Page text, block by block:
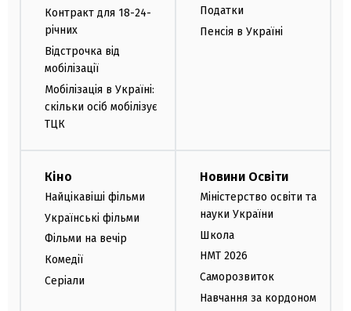
Контракт для 18-24-
річних
Відстрочка від
мобілізації
Мобілізація в Україні:
скільки осіб мобілізує
ТЦК
Податки
Пенсія в Україні
Кіно
Найцікавіші фільми
Українські фільми
Фільми на вечір
Комедії
Серіали
Новини Освіти
Міністерство освіти та
науки України
Школа
НМТ 2026
Саморозвиток
Навчання за кордоном